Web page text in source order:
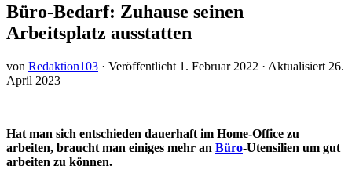
Büro-Bedarf: Zuhause seinen
Arbeitsplatz ausstatten
von Redaktion103 · Veröffentlicht 1. Februar 2022 · Aktualisiert 26.
April 2023
Hat man sich entschieden dauerhaft im Home-Office zu
arbeiten, braucht man einiges mehr an Büro-Utensilien um gut
arbeiten zu können.